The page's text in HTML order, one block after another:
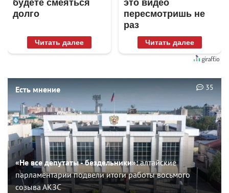
будете смеяться
долго
Читать далее
это видео
пересмотришь не
раз
Читать далее
Есть мнение
«Не все депутаты - бездельники»:алтайские
парламентарии подвели итоги работы восьмого
созыва АКЗС
35